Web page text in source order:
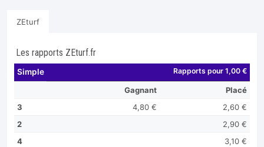
ZEturf
Les rapports ZEturf.fr
Simple Rapports pour 1,00 €
Gagnant
Placé
3
4,80 €
2,60 €
2
2,90 €
4
3,10 €